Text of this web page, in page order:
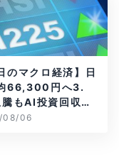
のマクロ経済】日
66,300円へ3.
もAI投資回収懸
燃
08/06